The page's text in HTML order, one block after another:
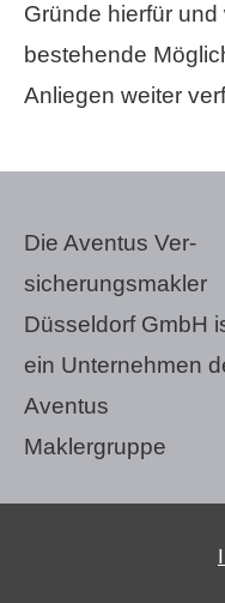
Gründe hierfür
bestehende
Anliegen weiter
Die Aventus Ver­
sicherungs­makler
Düsseldorf GmbH
ein Unternehmen
Aventus
Maklergruppe